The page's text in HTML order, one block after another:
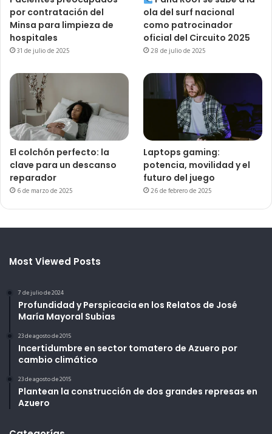
por contratación del
Minsa para limpieza de
hospitales
31 de julio de 2025
ola del surf nacional
como patrocinador
oficial del Circuito 2025
28 de julio de 2025
El colchón perfecto: la
clave para un descanso
reparador
6 de marzo de 2025
Laptops gaming:
potencia, movilidad y el
futuro del juego
26 de febrero de 2025
Most Viewed Posts
7 de julio de 2024
Profundidad y Perspicacia en los Relatos de José
María Mayoral Subias
23 de agosto de 2015
Incertidumbre en sector tomatero de Azuero por
cambio climático
23 de agosto de 2015
Plantean la construcción de dos grandes represas en
Azuero